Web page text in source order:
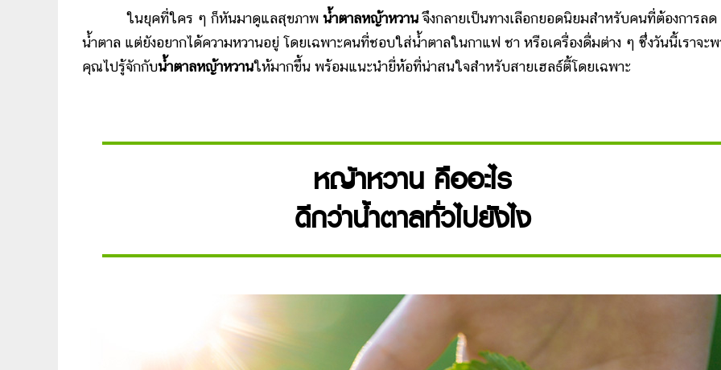
ในยุคที่ใคร ๆ ก็หันมาดูแลสุขภาพ น้ำตาลหญ้าหวาน จึงกลายเป็นทางเลือกยอดนิยมสำหรับคนที่ต้องการลด
น้ำตาล แต่ยังอยากได้ความหวานอยู่ โดยเฉพาะคนที่ชอบใส่น้ำตาลในกาแฟ ชา หรือเครื่องดื่มต่าง ๆ ซึ่งวันนี้เราจะพ
คุณไปรู้จักกับน้ำตาลหญ้าหวานให้มากขึ้น พร้อมแนะนำยี่ห้อที่น่าสนใจสำหรับสายเฮลธ์ตี้โดยเฉพาะ
หญ้าหวาน คืออะไร
ดีกว่าน้ำตาลทั่วไปยังไง